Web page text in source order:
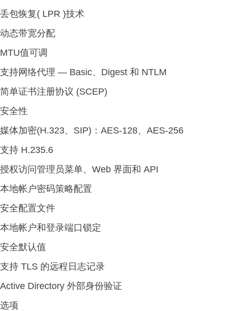
丢包恢复( LPR )技术
动态带宽分配
MTU值可调
支持网络代理 — Basic、Digest 和 NTLM
简单证书注册协议 (SCEP)
安全性
媒体加密(H.323、SIP)：AES-128、AES-256
支持 H.235.6
授权访问管理员菜单、Web 界面和 API
本地帐户密码策略配置
安全配置文件
本地帐户和登录端口锁定
安全默认值
支持 TLS 的远程日志记录
Active Directory 外部身份验证
选项